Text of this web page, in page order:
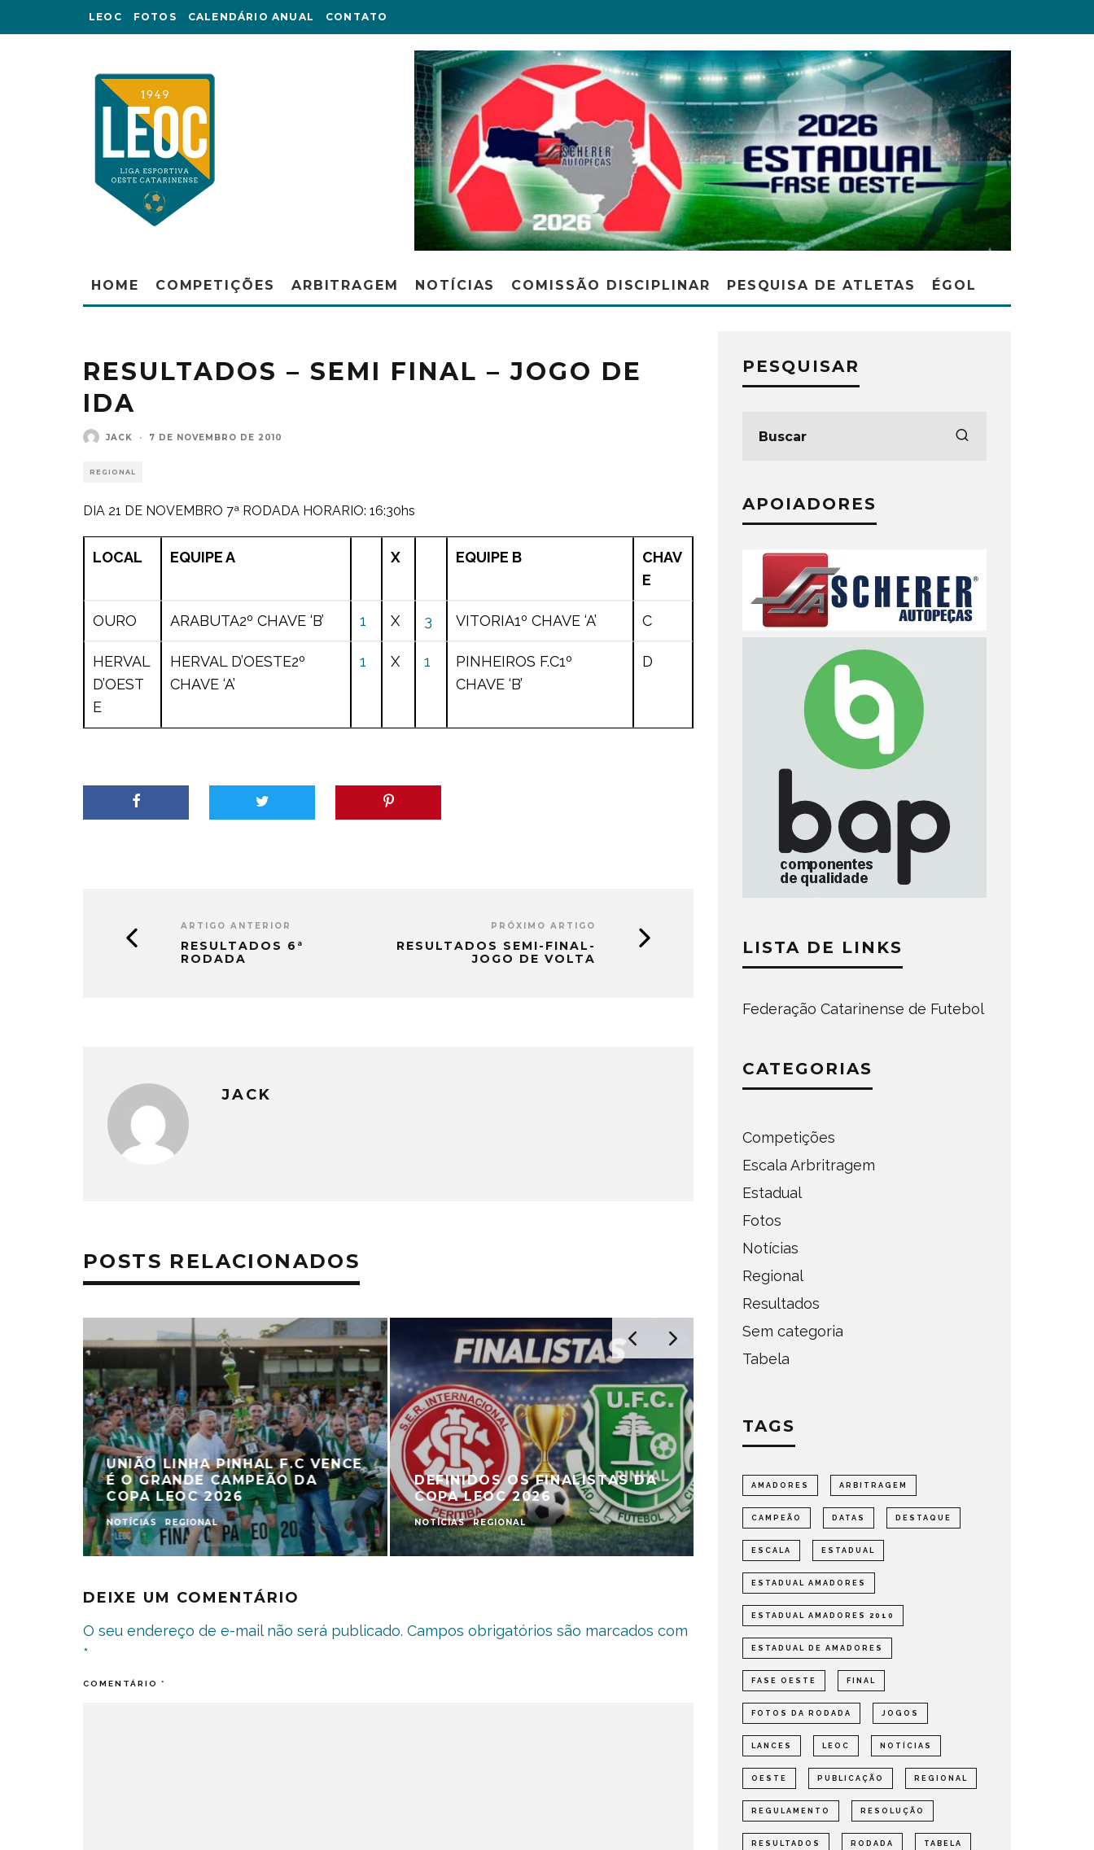
LEOC FOTOS CALENDÁRIO ANUAL CONTATO
HOME COMPETIÇÕES ARBITRAGEM NOTÍCIAS COMISSÃO DISCIPLINAR PESQUISA DE ATLETAS ÉGOL
RESULTADOS – SEMI FINAL – JOGO DE
IDA
JACK · 7 DE NOVEMBRO DE 2010
REGIONAL
DIA 21 DE NOVEMBRO 7ª RODADA HORARIO: 16:30hs
LOCAL EQUIPE A X EQUIPE B
CHAV
E
OURO ARABUTA2º CHAVE ‘B’ 1 X 3 VITORIA1º CHAVE ‘A’ C
HERVAL
D’OEST
E
HERVAL D’OESTE2º
CHAVE ‘A’
1 X 1 PINHEIROS F.C1º
CHAVE ‘B’
D
ARTIGO ANTERIOR
RESULTADOS 6ª
RODADA
PRÓXIMO ARTIGO
RESULTADOS SEMI-FINAL-
JOGO DE VOLTA
JACK
POSTS RELACIONADOS
UNIÃO LINHA PINHAL F.C VENCE
É O GRANDE CAMPEÃO DA
COPA LEOC 2026
NOTÍCIAS REGIONAL
DEFINIDOS OS FINALISTAS DA
COPA LEOC 2026
NOTÍCIAS REGIONAL
DE UMA VAGA NA GRANDE
FINAL DA COPA LEOC 2026
NOTÍCIAS REGIONAL
DEIXE UM COMENTÁRIO
O seu endereço de e-mail não será publicado. Campos obrigatórios são marcados com
*
COMENTÁRIO *
PESQUISAR
APOIADORES
LISTA DE LINKS
Federação Catarinense de Futebol
CATEGORIAS
Competições
Escala Arbritragem
Estadual
Fotos
Notícias
Regional
Resultados
Sem categoria
Tabela
TAGS
AMADORES ARBITRAGEM
CAMPEÃO DATAS DESTAQUE
ESCALA ESTADUAL
ESTADUAL AMADORES
ESTADUAL AMADORES 2010
ESTADUAL DE AMADORES
FASE OESTE FINAL
FOTOS DA RODADA JOGOS
LANCES LEOC NOTÍCIAS
OESTE PUBLICAÇÃO REGIONAL
REGULAMENTO RESOLUÇÃO
RESULTADOS RODADA TABELA